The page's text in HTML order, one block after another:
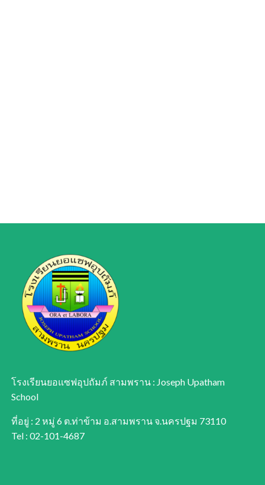
โรงเรียนยอแซฟอุปถัมภ์ สามพราน : Joseph Upatham
School
ที่อยู่ : 2 หมู่ 6 ต.ท่าข้าม อ.สามพราน จ.นครปฐม 73110
Tel : 02-101-4687